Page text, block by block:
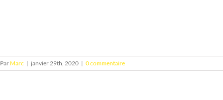
Par Marc | janvier 29th, 2020 | 0 commentaire